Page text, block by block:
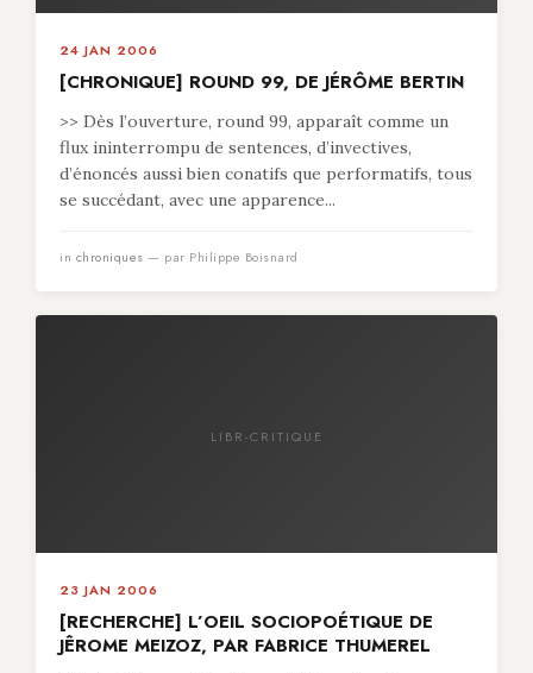
24 JAN 2006
[CHRONIQUE] ROUND 99, DE JÉRÔME BERTIN
>> Dès l’ouverture, round 99, apparaît comme un
flux ininterrompu de sentences, d’invectives,
d’énoncés aussi bien conatifs que performatifs, tous
se succédant, avec une apparence...
in chroniques — par Philippe Boisnard
LIBR-CRITIQUE
23 JAN 2006
[RECHERCHE] L’OEIL SOCIOPOÉTIQUE DE
JÊROME MEIZOZ, PAR FABRICE THUMEREL